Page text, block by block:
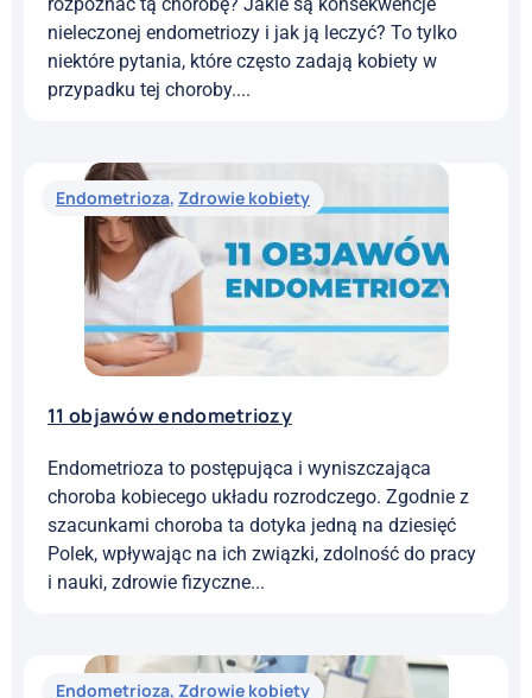
Co warto wiedzieć o endometriozie? 10
najczęściej zadawanych pytań przez
pacjentki
Czym dokładnie jest endometrioza? Po czym
rozpoznać tą chorobę? Jakie są konsekwencje
nieleczonej endometriozy i jak ją leczyć? To tylko
niektóre pytania, które często zadają kobiety w
przypadku tej choroby....
Endometrioza,Zdrowie kobiety
11 objawów endometriozy
Endometrioza to postępująca i wyniszczająca
choroba kobiecego układu rozrodczego. Zgodnie z